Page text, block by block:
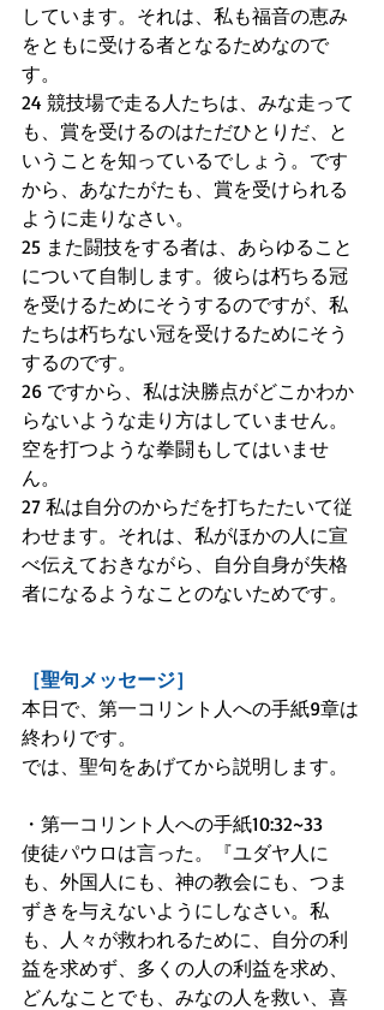
しています。それは、私も福音の恵み
をともに受ける者となるためなので
す。
24 競技場で走る人たちは、みな走って
も、賞を受けるのはただひとりだ、と
いうことを知っているでしょう。です
から、あなたがたも、賞を受けられる
ように走りなさい。
25 また闘技をする者は、あらゆること
について自制します。彼らは朽ちる冠
を受けるためにそうするのですが、私
たちは朽ちない冠を受けるためにそう
するのです。
26 ですから、私は決勝点がどこかわか
らないような走り方はしていません。
空を打つような拳闘もしてはいませ
ん。
27 私は自分のからだを打ちたたいて従
わせます。それは、私がほかの人に宣
べ伝えておきながら、自分自身が失格
者になるようなことのないためです。
［聖句メッセージ］
本日で、第一コリント人への手紙9章は
終わりです。
では、聖句をあげてから説明します。
・第一コリント人への手紙10:32~33
使徒パウロは言った。『ユダヤ人に
も、外国人にも、神の教会にも、つま
ずきを与えないようにしなさい。私
も、人々が救われるために、自分の利
益を求めず、多くの人の利益を求め、
どんなことでも、みなの人を救い、喜